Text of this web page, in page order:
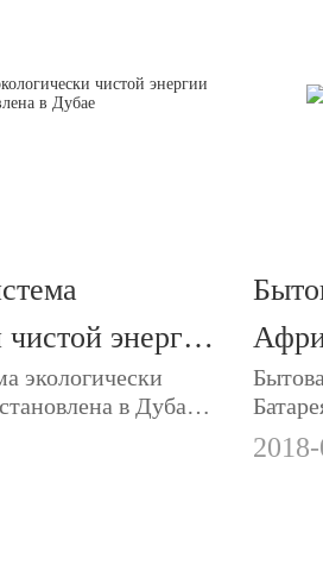
энергии
Дубае
экологически
в Дубае.
аккумуляторы
и